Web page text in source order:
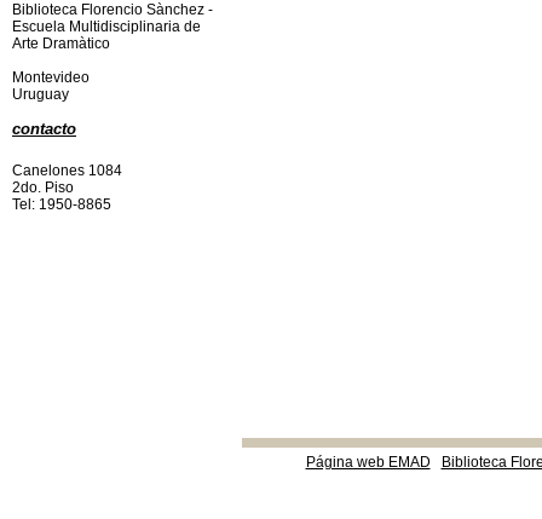
Página web EMAD Biblioteca
Biblioteca Florencio Sànchez -
Escuela Multidisciplinaria de
Arte Dramàtico
Montevideo
Uruguay
contacto
Canelones 1084
2do. Piso
Tel: 1950-8865